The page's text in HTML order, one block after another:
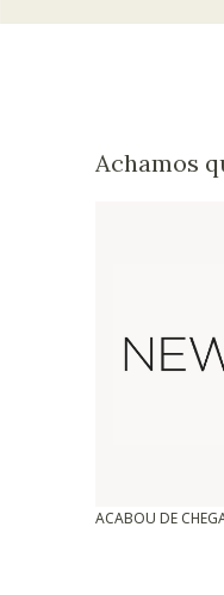
Achamos
ACABOU DE